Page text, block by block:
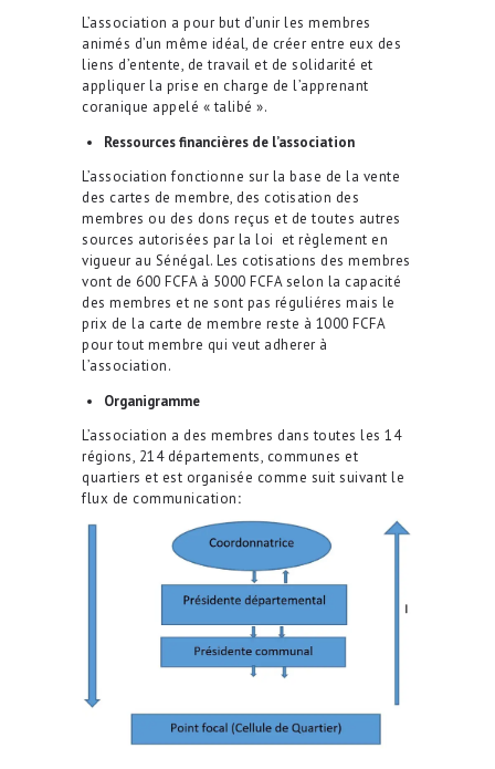
L’association a pour but d’unir les membres
animés d’un même idéal, de créer entre eux des
liens d’entente, de travail et de solidarité et
appliquer la prise en charge de l’apprenant
coranique appelé « talibé ».
Ressources financières de l’association
L’association fonctionne sur la base de la vente
des cartes de membre, des cotisation des
membres ou des dons reçus et de toutes autres
sources autorisées par la loi et règlement en
vigueur au Sénégal. Les cotisations des membres
vont de 600 FCFA à 5000 FCFA selon la capacité
des membres et ne sont pas réguliéres mais le
prix de la carte de membre reste à 1000 FCFA
pour tout membre qui veut adherer à
l’association.
Organigramme
L’association a des membres dans toutes les 14
régions, 214 départements, communes et
quartiers et est organisée comme suit suivant le
flux de communication: